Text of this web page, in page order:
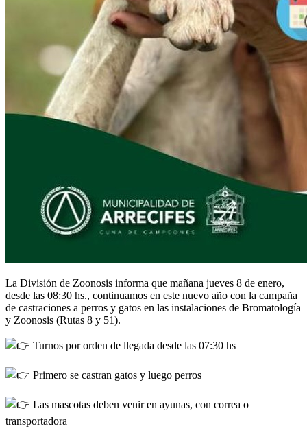
La División de Zoonosis informa que mañana jueves 8 de enero,
desde las 08:30 hs., continuamos en este nuevo año con la campaña
de castraciones a perros y gatos en las instalaciones de Bromatología
y Zoonosis (Rutas 8 y 51).
Turnos por orden de llegada desde las 07:30 hs
Primero se castran gatos y luego perros
Las mascotas deben venir en ayunas, con correa o
transportadora